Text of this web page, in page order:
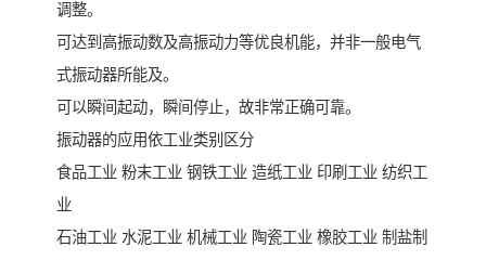
调整。
可达到高振动数及高振动力等优良机能，并非一般电气
式振动器所能及。
可以瞬间起动，瞬间停止，故非常正确可靠。
振动器的应用依工业类别区分
食品工业 粉末工业 钢铁工业 造纸工业 印刷工业 纺织工
业
石油工业 水泥工业 机械工业 陶瓷工业 橡胶工业 制盐制